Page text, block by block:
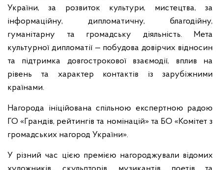
України, за розвиток культури, мистецтва, за
інформаційну, дипломатичну, благодійну,
гуманітарну та громадську діяльність. Мета
культурної дипломатії — побудова довірчих відносин
та підтримка довгострокової взаємодії, вплив на
рівень та характер контактів із зарубіжними
країнами.
Нагорода ініційована спільною експертною радою
ГО «Грандів, рейтингів та номінацій» та БО «Комітет з
громадських нагород України».
У різний час цією премією нагороджували відомих